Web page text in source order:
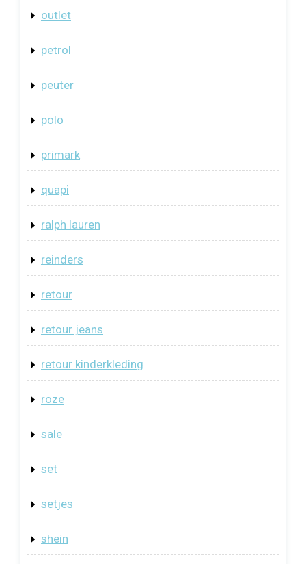
outlet
petrol
peuter
polo
primark
quapi
ralph lauren
reinders
retour
retour jeans
retour kinderkleding
roze
sale
set
setjes
shein